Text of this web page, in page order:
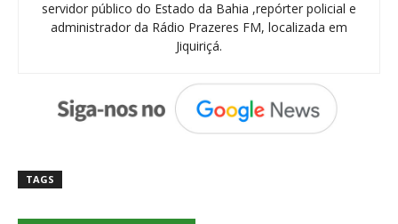
servidor público do Estado da Bahia ,repórter policial e
administrador da Rádio Prazeres FM, localizada em
Jiquiriçá.
TAGS